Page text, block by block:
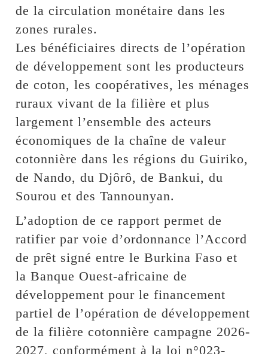
de la circulation monétaire dans les
zones rurales.
Les bénéficiaires directs de l’opération
de développement sont les producteurs
de coton, les coopératives, les ménages
ruraux vivant de la filière et plus
largement l’ensemble des acteurs
économiques de la chaîne de valeur
cotonnière dans les régions du Guiriko,
de Nando, du Djôrô, de Bankui, du
Sourou et des Tannounyan.
L’adoption de ce rapport permet de
ratifier par voie d’ordonnance l’Accord
de prêt signé entre le Burkina Faso et
la Banque Ouest-africaine de
développement pour le financement
partiel de l’opération de développement
de la filière cotonnière campagne 2026-
2027, conformément à la loi n°023-